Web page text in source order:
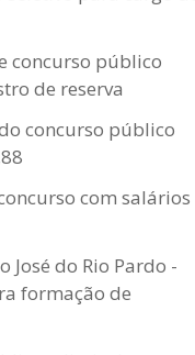
concurso público
de reserva
concurso público
com salários
José do Rio Pardo -
formação de